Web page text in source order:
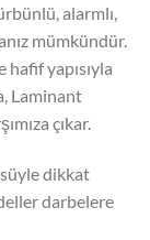
alarmlı,
mümkündür.
yapısıyla
Laminant
çıkar.
dikkat
darbelere